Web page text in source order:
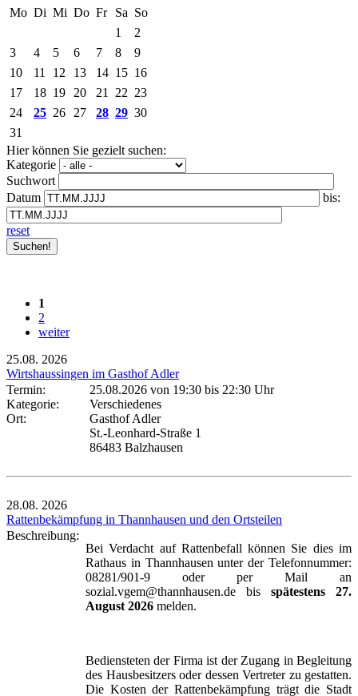
Mo Di Mi Do Fr Sa So
1
2
3
4 5 6 7 8
9
10
11 12 13 14 15 16
17
18 19 20 21 22 23
24
25 26 27 28 29 30
31
Hier können Sie gezielt suchen:
Kategorie
Suchwort
Datum
bis:
reset
1
2
weiter
25.08. 2026
Wirtshaussingen im Gasthof Adler
Termin:
25.08.2026 von 19:30 bis 22:30 Uhr
Kategorie:
Verschiedenes
Ort:
Gasthof Adler
St.-Leonhard-Straße 1
86483 Balzhausen
28.08. 2026
Rattenbekämpfung in Thannhausen und den Ortsteilen
Beschreibung:
Bei Verdacht auf Rattenbefall können Sie dies im
Rathaus in Thannhausen unter der Telefonnummer:
08281/901-9 oder per Mail an
sozial.vgem@thannhausen.de bis spätestens 27.
August 2026 melden.
Bediensteten der Firma ist der Zugang in Begleitung
des Hausbesitzers oder dessen Vertreter zu gestatten.
Die Kosten der Rattenbekämpfung trägt die Stadt